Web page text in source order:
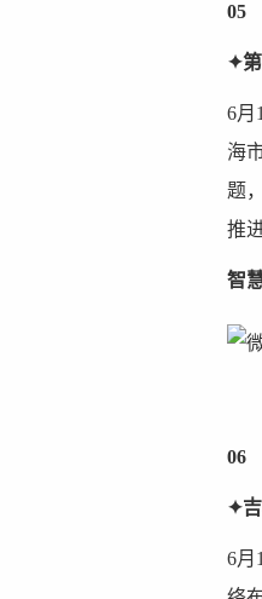
05
✦第
6月
海
题
推
智
06
✦
6月